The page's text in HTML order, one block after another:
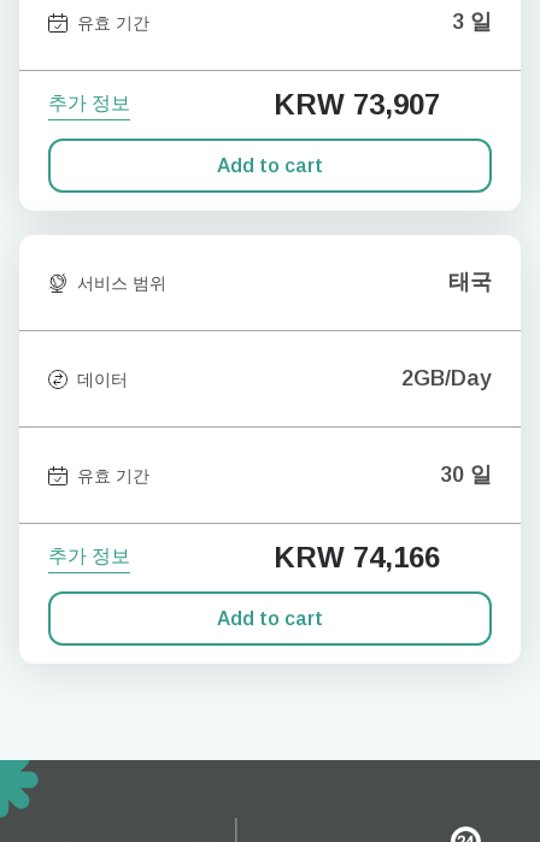
유효 기간 3 일
추가 정보 KRW 73,907
Add to cart
서비스 범위 태국
데이터 2GB/Day
유효 기간 30 일
추가 정보 KRW 74,166
Add to cart